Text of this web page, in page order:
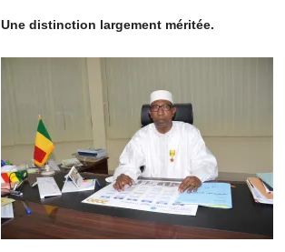
Une distinction largement méritée.